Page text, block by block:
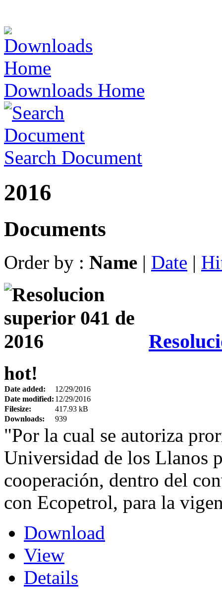
Downloads Home
Search Document
2016
Documents
Order by : Name | Date |
hot!
Date added:
12/29/2016
Date modified: 12/29/2016
Filesize:
417.93 kB
Downloads:
939
"Por la cual se autoriza
Universidad de los Llanos
cooperación, dentro del
con Ecopetrol, para la
Download
View
Details